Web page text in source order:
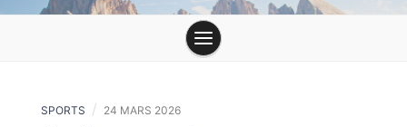
Aventure
SPORTS / 24 MARS 2026